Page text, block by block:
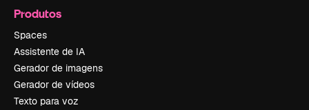
Produtos
Spaces
Assistente de IA
Gerador de imagens
Gerador de vídeos
Texto para voz